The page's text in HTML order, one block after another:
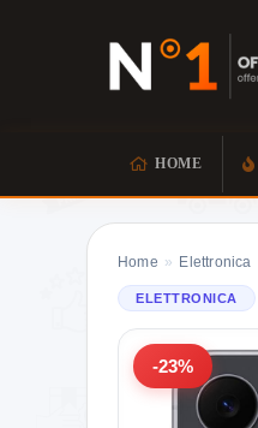
HOME
Home » Elettronica
ELETTRONICA
-23%